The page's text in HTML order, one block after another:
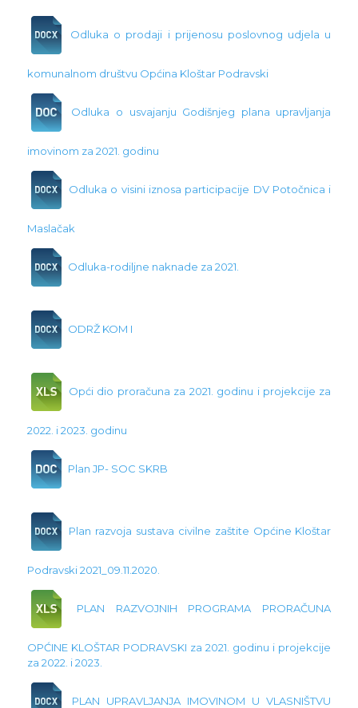
Odluka o prodaji i prijenosu poslovnog udjela u
komunalnom društvu Općina Kloštar Podravski
Odluka o usvajanju Godišnjeg plana upravljanja
imovinom za 2021. godinu
Odluka o visini iznosa participacije DV Potočnica i
Maslačak
Odluka-rodiljne naknade za 2021.
ODRŽ KOM I
Opći dio proračuna za 2021. godinu i projekcije za
2022. i 2023. godinu
Plan JP- SOC SKRB
Plan razvoja sustava civilne zaštite Općine Kloštar
Podravski 2021_09.11.2020.
PLAN RAZVOJNIH PROGRAMA PRORAČUNA
OPĆINE KLOŠTAR PODRAVSKI za 2021. godinu i projekcije
za 2022. i 2023.
PLAN UPRAVLJANJA IMOVINOM U VLASNIŠTVU